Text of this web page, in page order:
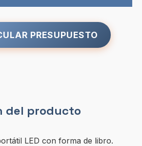
PRESUPUESTO
del producto
LED con forma de libro.